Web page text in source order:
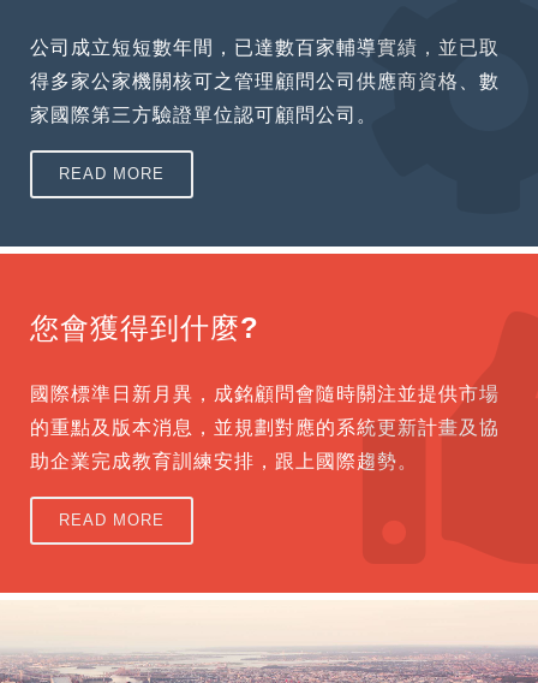
公司成立短短數年間，已達數百家輔導實績，並已取
得多家公家機關核可之管理顧問公司供應商資格、數
家國際第三方驗證單位認可顧問公司。
READ MORE
您會獲得到什麼?
國際標準日新月異，成銘顧問會隨時關注並提供市場
的重點及版本消息，並規劃對應的系統更新計畫及協
助企業完成教育訓練安排，跟上國際趨勢。
READ MORE